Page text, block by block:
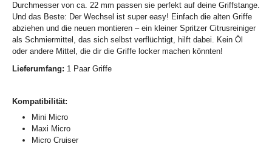
Durchmesser von ca. 22 mm passen sie perfekt auf deine Griffstange.
Und das Beste: Der Wechsel ist super easy! Einfach die alten Griffe
abziehen und die neuen montieren – ein kleiner Spritzer Citrusreiniger
als Schmiermittel, das sich selbst verflüchtigt, hilft dabei. Kein Öl
oder andere Mittel, die dir die Griffe locker machen könnten!
Lieferumfang: 1 Paar Griffe
Kompatibilität:
Mini Micro
Maxi Micro
Micro Cruiser